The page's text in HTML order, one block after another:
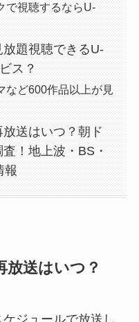
で視聴するならU-
放題視聴できるU-
ス？
など600作品以上が見
送はいつ？朝ド
！地上波・BS・
報
放送はいつ？